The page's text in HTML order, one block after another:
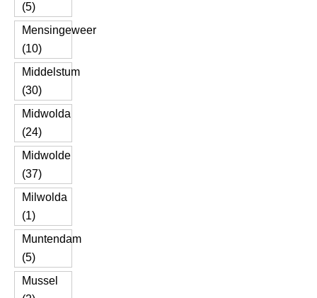
(5)
Mensingeweer
(10)
Middelstum
(30)
Midwolda
(24)
Midwolde
(37)
Milwolda
(1)
Muntendam
(5)
Mussel